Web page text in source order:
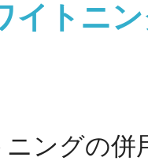
イトニ
ングの併